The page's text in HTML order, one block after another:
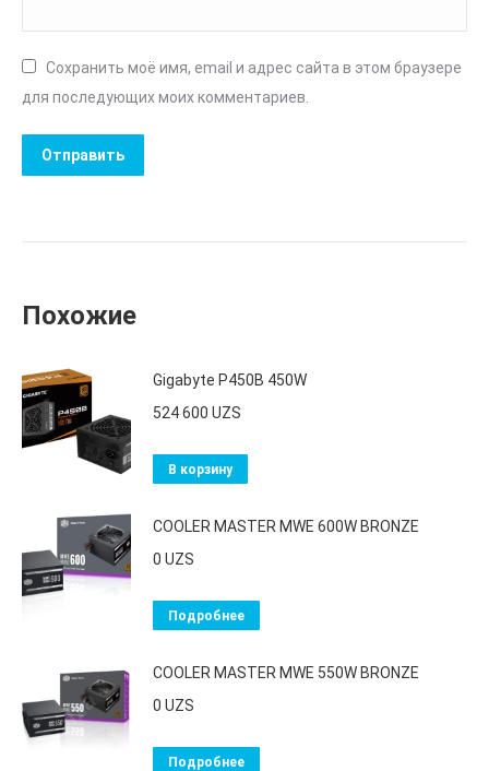
Сохранить моё имя, email и адрес сайта в этом браузере
для последующих моих комментариев.
Похожие
Gigabyte P450B 450W
524 600 UZS
В корзину
COOLER MASTER MWE 600W BRONZE
0 UZS
Подробнее
COOLER MASTER MWE 550W BRONZE
0 UZS
Подробнее